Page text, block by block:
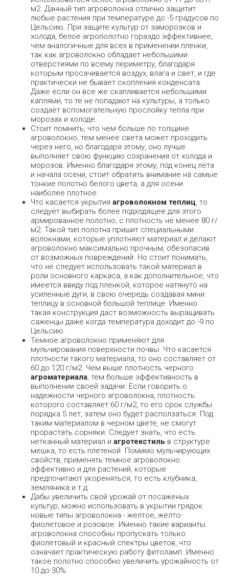
м2. Данный тип агроволокна отлично защитит
любые растения при температуре до -5 градусов по
Цельсию. При защите культур от заморозков и
холода, белое агрополотно гораздо эффективнее,
чем аналогичные для всех в применении пленки,
так как агроволокно обладает небольшими
отверстиями по всему периметру, благодаря
которым просачивается воздух, влага и свет, и где
практически не бывает скопления конденсата.
Даже если он все же скапливается небольшими
каплями, то те не попадают на культуры, а только
создаёт вспомогательную прослойку тепла при
морозах и холоде.
Стоит помнить, что чем больше по толщине
агроволокно, тем менее света может проходить
через него, но благодаря этому, оно лучше
выполняет свою функцию сохранения от холода и
морозов. Именно благодаря этому, под конец лета
и начала осени, стоит обратить внимание на самые
тонкие полотно белого цвета, а для осени
наиболее плотное.
Что касается укрытия агроволокном теплиц, то
следует выбирать более подходящее для этого
армированное полотно, с плотность не менее 80 г/
м2. Такой тип полотна пришит специальными
волокнами, которые уплотняют материал и делают
агроволокно максимально прочным, обезопасив
от возможных повреждений. Но стоит понимать,
что не следует использовать такой материал в
роли основного каркаса, а как дополнительное, что
имеется ввиду под пленкой, которое натянуто на
усиленные дуги, в свою очередь создавая мини
теплицу в основной большой теплице. Именно
такая конструкция даст возможность выращивать
саженцы даже когда температура доходит до -9 по
Цельсию.
Темное агроволокно применяют для
мульчирования поверхности почвы. Что касается
плотности такого материала, то оно составляет от
60 до 120 г/м2. Чем выше плотность черного
агроматериала, тем больше эффективность в
выполнении своей задачи. Если говорить о
надежности черного агроволокна, плотность
которого составляет 60 г/м2, то его срок службы
порядка 5 лет, затем оно будет расползаться. Под
таким материалом в черном цвете, не смогут
прорастать сорняки. Следует знать, что есть
нетканный материал и агротекстиль в структуре
мешка, то есть плетеной. Помимо мульчирующих
свойств, применять темное агроволокно
эффективно и для растений, которые
предпочитают укореняться, то есть клубника,
земляника и т.д.
Дабы увеличить свой урожай от посаженых
культур, можно использовать в укрытии грядок
новые типы агроволокна - желтое, желто-
фиолетовое и розовое. Именно такие варианты
агроволокна способны пропускать только
фиолетовый и красный спектры цветов, что
означает практическую работу фитоламп. Именно
такое полотно способно увеличить урожайность от
10 до 30%.